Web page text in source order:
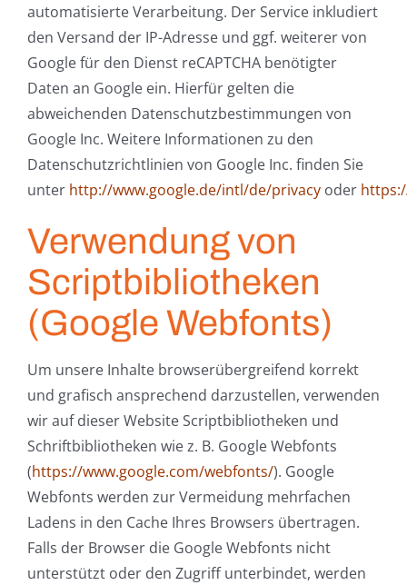
automatisierte Verarbeitung. Der Service inkludiert
den Versand der IP-Adresse und ggf. weiterer von
Google für den Dienst reCAPTCHA benötigter
Daten an Google ein. Hierfür gelten die
abweichenden Datenschutzbestimmungen von
Google Inc. Weitere Informationen zu den
Datenschutzrichtlinien von Google Inc. finden Sie
unter http://www.google.de/intl/de/privacy oder
Verwendung von
Scriptbibliotheken
(Google Webfonts)
Um unsere Inhalte browserübergreifend korrekt
und grafisch ansprechend darzustellen, verwenden
wir auf dieser Website Scriptbibliotheken und
Schriftbibliotheken wie z. B. Google Webfonts
(https://www.google.com/webfonts/). Google
Webfonts werden zur Vermeidung mehrfachen
Ladens in den Cache Ihres Browsers übertragen.
Falls der Browser die Google Webfonts nicht
unterstützt oder den Zugriff unterbindet, werden